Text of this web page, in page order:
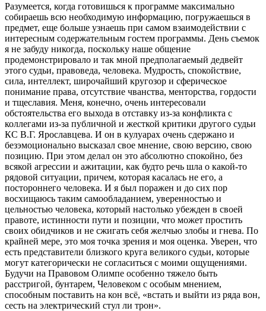
Разумеется, когда готовишься к программе максимально
собираешь всю необходимую информацию, погружаешься в
предмет, еще больше узнаешь при самом взаимодействии с
интересным содержательным гостем программы. День съемок
я не забуду никогда, поскольку наше общение
продемонстрировало и так мной предполагаемый дедвейт
этого судьи, правоведа, человека. Мудрость, спокойствие,
сила, интеллект, широчайший кругозор и сферическое
понимание права, отсутствие чванства, менторства, гордости
и тщеславия. Меня, конечно, очень интересовали
обстоятельства его выхода в отставку из-за конфликта с
коллегами из-за публичной и жесткой критики другого судьи
КС В.Г. Ярославцева. И он в кулуарах очень сдержано и
безэмоционально высказал свое мнение, свою версию, свою
позицию. При этом делал он это абсолютно спокойно, без
всякой агрессии и ажитации, как будто речь шла о какой-то
рядовой ситуации, причем, которая касалась не его, а
постороннего человека. И я был поражен и до сих пор
восхищаюсь таким самообладанием, уверенностью и
цельностью человека, который настолько убежден в своей
правоте, истинности пути и позиции, что может простить
своих обидчиков и не сжигать себя желчью злобы и гнева. По
крайней мере, это моя точка зрения и моя оценка. Уверен, что
есть представители близкого круга великого судьи, которые
могут категорически не согласиться с моими ощущениями.
Будучи на Правовом Олимпе особенно тяжело быть
расстригой, бунтарем, Человеком с особым мнением,
способным поставить на кон всё, «встать и выйти из ряда вон,
сесть на электрический стул ли трон».